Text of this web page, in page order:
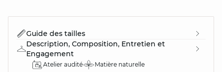
Guide des tailles
Description, Composition, Entretien et
Engagement
Atelier audité Matière naturelle